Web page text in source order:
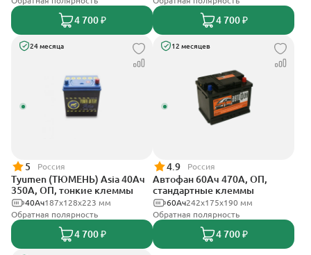
4 700 ₽ 4 700 ₽
24 месяца
5 Россия
Tyumen (ТЮМЕНЬ) Asia 40Ач
350А, ОП, тонкие клеммы
187х128х223 мм
40Ач
Обратная полярность
4 700 ₽
12 месяцев
4.9 Россия
Автофан 60Ач 470А, ОП,
стандартные клеммы
242х175х190 мм
60Ач
Обратная полярность
4 700 ₽